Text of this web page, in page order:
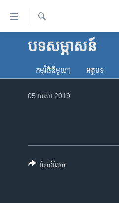
ទៅ​
គេហទំព័រ​
ទាក់ទង
និង​អាមេរិក
ទូរទស្សន៍ / វីដេអូ​
រក
បទ​សម្ភាសន៍
កម្មវិធី​នីមួយៗ អត្ថបទ​
05 មេសា 2019
ចែករំលែក